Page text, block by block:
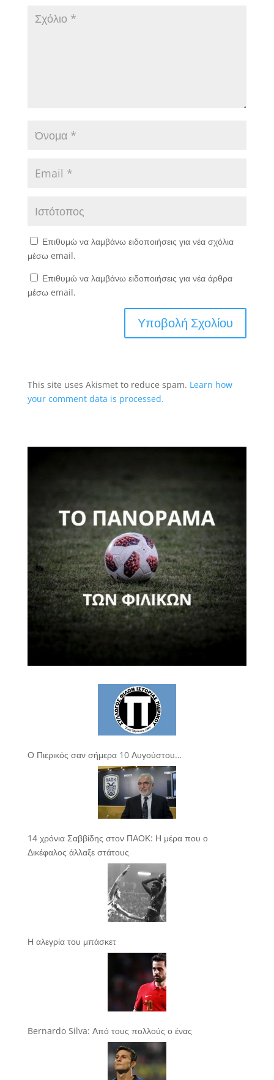
Επιθυμώ να λαμβάνω ειδοποιήσεις για νέα σχόλια
μέσω email.
Επιθυμώ να λαμβάνω ειδοποιήσεις για νέα άρθρα
μέσω email.
This site uses Akismet to reduce spam. Learn how
your comment data is processed.
Ο Πιερικός σαν σήμερα 10 Αυγούστου…
14 χρόνια Σαββίδης στον ΠΑΟΚ: Η μέρα που ο
Δικέφαλος άλλαξε στάτους
Η αλεγρία του μπάσκετ
Bernardo Silva: Από τους πολλούς ο ένας